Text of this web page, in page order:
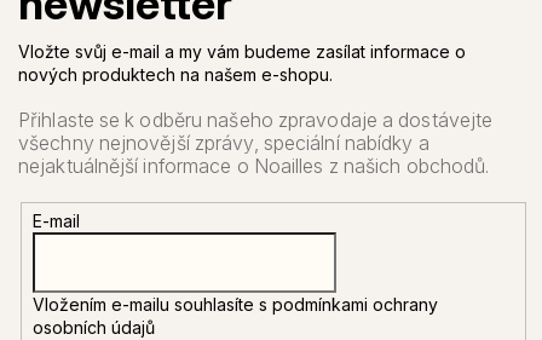
Vložte svůj e-mail a my vám budeme zasílat informace o
nových produktech na našem e-shopu.
E-mail
Vložením e-mailu souhlasíte s podmínkami ochrany
osobních údajů